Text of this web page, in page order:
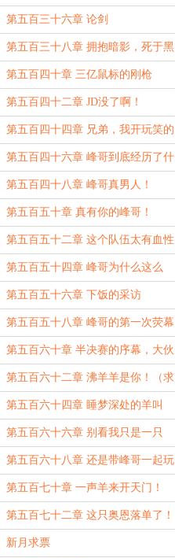
第五百三十六章 论剑
第五百三十八章 拥抱暗影，死于黑
暗！（上）
第五百四十章 三亿鼠标的刚枪
梦？！（二合一求月票求订阅）
第五百四十二章 JD没了啊！
第五百四十四章 兄弟，我开玩笑的
第五百四十六章 峰哥到底经历了什
么？
第五百四十八章 峰哥真男人！
第五百五十章 真有你的峰哥！
第五百五十二章 这个队伍太有血性
了！
第五百五十四章 峰哥为什么这么
长？
第五百五十六章 下饭的采访
第五百五十八章 峰哥的第一次荧幕
初...（求月票求订阅）
第五百六十章 半决赛的序幕，大伙
都笑了！
第五百六十二章 沸羊羊是你！（求
月票求订阅）
第五百六十四章 睡梦深处的羊叫
声？！
第五百六十六章 别看我只是一只
羊...（月末求月票求订阅）
第五百六十八章 还是带峰哥一起玩
吧 （月末求月票求订阅）
第五百七十章 一声羊来开天门！
（月末求月票求订阅）
第五百七十二章 这只奥恩落单了！
新月求票